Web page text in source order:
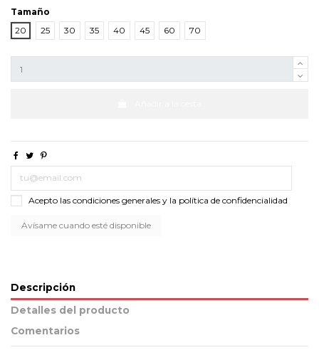
Tamaño
20
25 30 35 40 45 60 70
Acepto las condiciones generales y la política de confidencialidad
Descripción
Detalles del producto
Comentarios